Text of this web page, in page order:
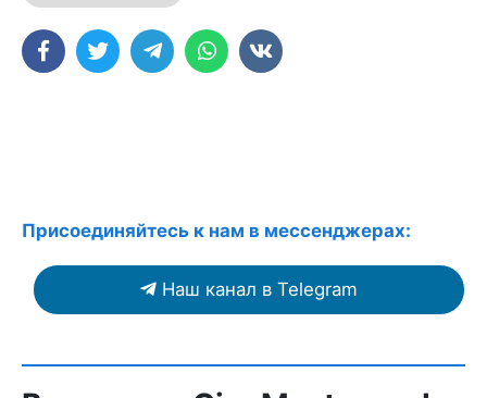
Присоединяйтесь к нам в мессенджерах:
Наш канал в Telegram